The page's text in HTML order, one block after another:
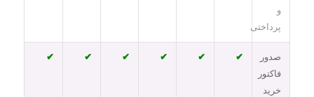
و
پرداختی
صدور
فاکتور
خرید
✔
✔
✔
✔
✔
✔